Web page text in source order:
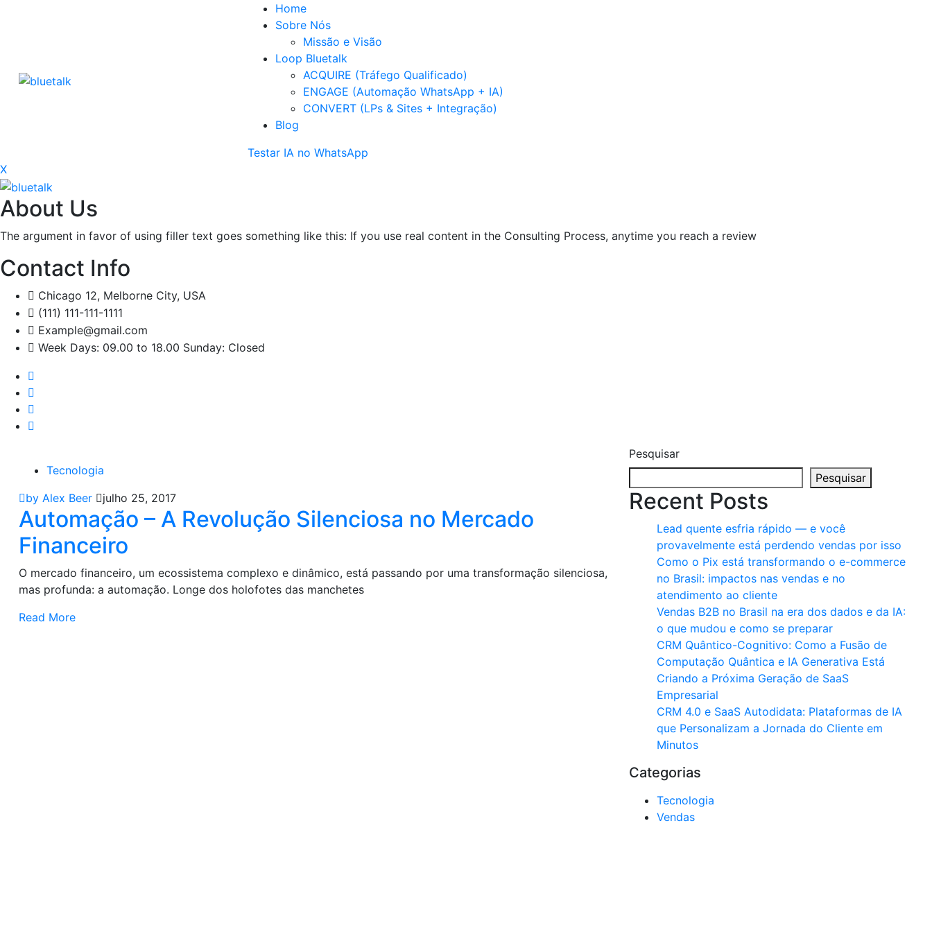
Home
Sobre Nós
Missão e Visão
Loop Bluetalk
ACQUIRE (Tráfego Qualificado)
ENGAGE (Automação WhatsApp + IA)
CONVERT (LPs & Sites + Integração)
Blog
Testar IA no WhatsApp
X
About Us
The argument in favor of using filler text goes something like this: If you use real content in the Consulting Process, anytime you reach a review
Contact Info
Chicago 12, Melborne City, USA
(111) 111-111-1111
Example@gmail.com
Week Days: 09.00 to 18.00 Sunday: Closed
Tecnologia
by Alex Beer
julho 25, 2017
Automação – A Revolução Silenciosa no Mercado
Financeiro
O mercado financeiro, um ecossistema complexo e dinâmico, está passando por uma transformação silenciosa,
mas profunda: a automação. Longe dos holofotes das manchetes
Read More
Pesquisar
Pesquisar
Recent Posts
Lead quente esfria rápido — e você
provavelmente está perdendo vendas por isso
Como o Pix está transformando o e-commerce
no Brasil: impactos nas vendas e no
atendimento ao cliente
Vendas B2B no Brasil na era dos dados e da IA:
o que mudou e como se preparar
CRM Quântico-Cognitivo: Como a Fusão de
Computação Quântica e IA Generativa Está
Criando a Próxima Geração de SaaS
Empresarial
CRM 4.0 e SaaS Autodidata: Plataformas de IA
que Personalizam a Jornada do Cliente em
Minutos
Categorias
Tecnologia
Vendas